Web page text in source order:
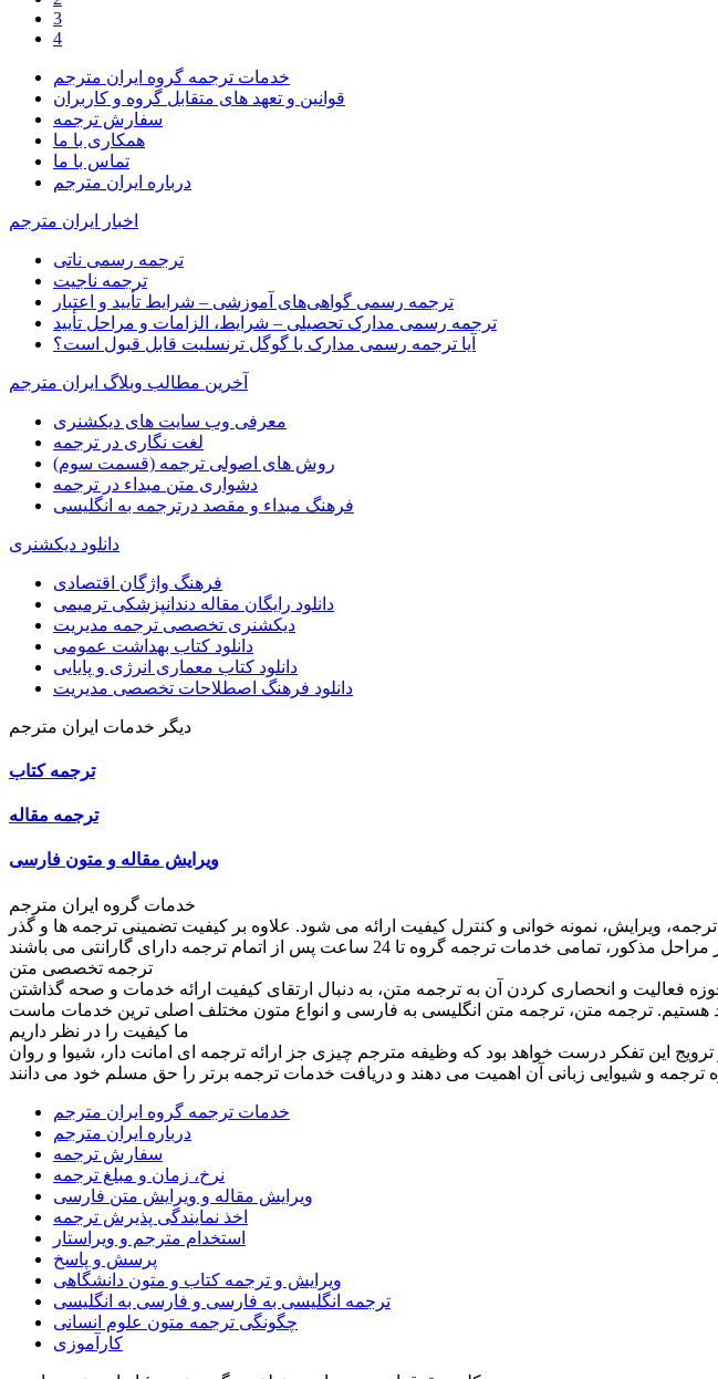
3
4
خدمات ترجمه گروه ایران مترجم
قوانین و تعهد های متقابل گروه و کاربران
سفارش ترجمه
همکاری با ما
تماس با ما
درباره ایران مترجم
اخبار ایران مترجم
ترجمه رسمی ناتی
ترجمه ناجیت
ترجمه رسمی گواهی‌های آموزشی – شرایط تأیید و اعتبار
ترجمه رسمی مدارک تحصیلی – شرایط، الزامات و مراحل تأیید
آیا ترجمه رسمی مدارک با گوگل ترنسلیت قابل قبول است؟
آخرین مطالب وبلاگ ایران مترجم
معرفی وب سایت های دیکشنری
لغت نگاری در ترجمه
روش های اصولی ترجمه (قسمت سوم)
دشواری متن مبداء در ترجمه
فرهنگ مبداء و مقصد درترجمه به انگلیسی
دانلود دیکشنری
فرهنگ واژگان اقتصادی
دانلود رایگان مقاله دندانپزشکی ترمیمی
دیکشنری تخصصی ترجمه مدیریت
دانلود کتاب بهداشت عمومی
دانلود کتاب معماری انرژی و پایایی
دانلود فرهنگ اصطلاحات تخصصی مدیریت
دیگر خدمات ایران مترجم
ترجمه کتاب
ترجمه مقاله
ویرایش مقاله و متون فارسی
خدمات گروه ایران مترجم
ویرایش، نمونه خوانی و کنترل کیفیت ارائه می شود. علاوه بر کیفیت تضمینی ترجمه ها و گذر
ترجمه تخصصی متن
فعالیت و انحصاری کردن آن به ترجمه متن، به دنبال ارتقای کیفیت ارائه خدمات و صحه گذاشتن
ما کیفیت را در نظر داریم
این تفکر درست خواهد بود که وظیفه مترجم چیزی جز ارائه ترجمه ای امانت دار، شیوا و روان
خدمات ترجمه گروه ایران مترجم
درباره ایران مترجم
سفارش ترجمه
نرخ، زمان و مبلغ ترجمه
ویرایش مقاله و ویرایش متن فارسی
اخذ نمایندگی پذیرش ترجمه
استخدام مترجم و ویراستار
پرسش و پاسخ
ویرایش و ترجمه کتاب و متون دانشگاهی
ترجمه انگلیسی به فارسی و فارسی به انگلیسی
چگونگی ترجمه متون علوم انسانی
کارآموزی